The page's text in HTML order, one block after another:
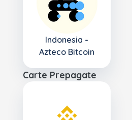
Indonesia -
Azteco Bitcoin
Carte Prepagate